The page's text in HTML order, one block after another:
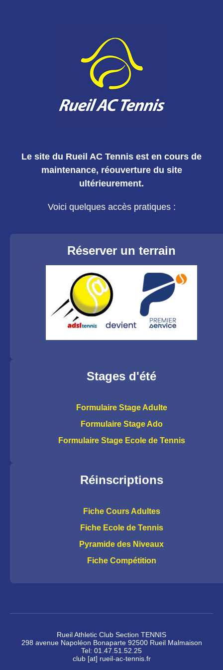
Le site du Rueil AC Tennis est en cours de
maintenance, réouverture du site
ultérieurement.
Voici quelques accès pratiques :
Réserver un terrain
Stages d'été
Formulaire Stage Adulte
Formulaire Stage Ado
Formulaire Stage Ecole de Tennis
Réinscriptions
Fiche Cours Adultes
Fiche Ecole de Tennis
Pyramide des Niveaux
Fiche Compétition
Rueil Athletic Club Section TENNIS
298 avenue Napoléon Bonaparte 92500 Rueil Malmaison
Tel: 01.47.51.52.25
club [at] rueil-ac-tennis.fr